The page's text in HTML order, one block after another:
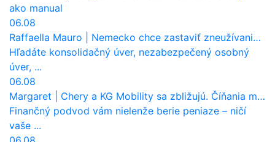
ako manual
06.08
Raffaella Mauro
Nemecko chce zastaviť zneužívanie dotácií na elektromobily. Pritvrdí pravidlá
Hľadáte konsolidačný úver, nezabezpečený osobný
úver, ...
06.08
Margaret
Chery a KG Mobility sa zbližujú. Číňania môžu získať 10 % bývalého SsangYongu
Finančný podvod vám nielenže berie peniaze – ničí
vaše ...